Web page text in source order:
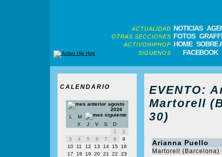
ACTUALIDAD NOTICIAS
OTRAS SECCIONES FOTOS
ACTIVOHIPHOP HOME SOBRE
SIGUENOS FACEBOOK
CALENDARIO
agosto
2026
L
M
X
J V S
D
1
2
3
4 5 6 7 8
9
10
11 12 13 14 15
16
17
18 19 20 21 22
23
EVENTO:
Martorell
30)
Arianna Puello
Martorell (Barcelona)